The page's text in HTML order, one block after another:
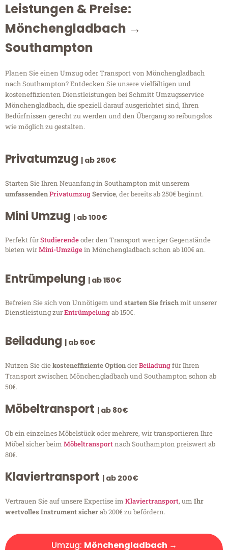
Leistungen & Preise:
Mönchengladbach →
Southampton
Planen Sie einen Umzug oder Transport von Mönchengladbach
nach Southampton? Entdecken Sie unsere vielfältigen und
kosteneffizienten Dienstleistungen bei Schmitt Umzugsservice
Mönchengladbach, die speziell darauf ausgerichtet sind, Ihren
Bedürfnissen gerecht zu werden und den Übergang so reibungslos
wie möglich zu gestalten.
Privatumzug | ab 250€
Starten Sie Ihren Neuanfang in Southampton mit unserem
umfassendenPrivatumzugService, der bereits ab 250€ beginnt.
Mini Umzug | ab 100€
Perfekt fürStudierendeoder den Transport weniger Gegenstände
bieten wirMini-Umzügein Mönchengladbach schon ab 100€ an.
Entrümpelung | ab 150€
Befreien Sie sich von Unnötigem undstarten Sie frischmit unserer
Dienstleistung zurEntrümpelungab 150€.
Beiladung | ab 50€
Nutzen Sie diekosteneffiziente OptionderBeiladungfür Ihren
Transport zwischen Mönchengladbach und Southampton schon ab
50€.
Möbeltransport | ab 80€
Ob ein einzelnes Möbelstück oder mehrere, wir transportieren Ihre
Möbel sicher beim Möbeltransportnach Southampton preiswert ab
80€.
Klaviertransport | ab 200€
Vertrauen Sie auf unsere Expertise im Klaviertransport, um Ihr
wertvolles Instrument sicherab 200€ zu befördern.
Umzug: Mönchengladbach →